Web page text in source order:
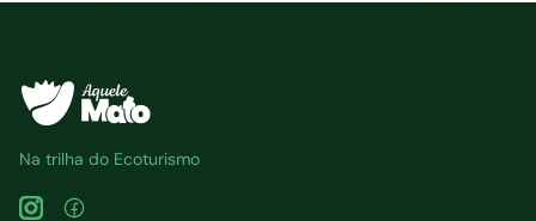
Na trilha do Ecoturismo